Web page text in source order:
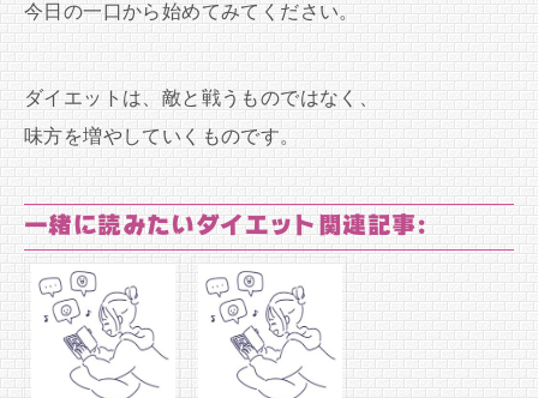
今日の一口から始めてみてください。
ダイエットは、敵と戦うものではなく、
味方を増やしていくものです。
一緒に読みたいダイエット関連記事: